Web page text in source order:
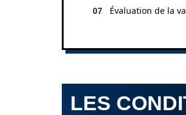
Évaluation de la
LES